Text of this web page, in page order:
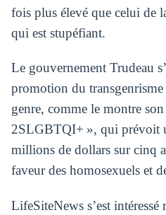
fois plus élevé que celui de
qui est stupéfiant.
Le gouvernement Trudeau
promotion du
genre, comme le montre
2SLGBTQI+ », qui prévoit
millions de dollars sur cinq
faveur des homosexuels et
LifeSiteNews s’est